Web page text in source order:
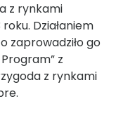
z rynkami
Działaniem
zaprowadziło go
z
z rynkami